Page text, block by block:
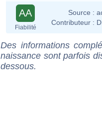
AA
Fiabilité
Source :
Contributeur :
Des informations
naissance sont parfois
dessous.